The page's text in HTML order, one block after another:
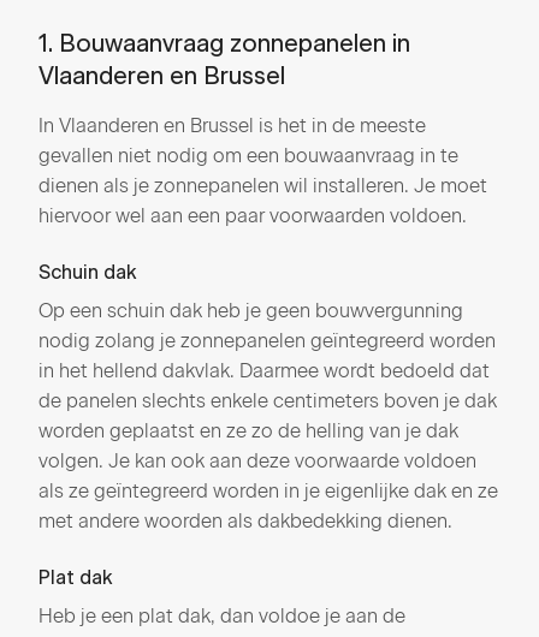
1. Bouwaanvraag zonnepanelen in
Vlaanderen en Brussel
In Vlaanderen en Brussel is het in de meeste
gevallen niet nodig om een bouwaanvraag in te
dienen als je zonnepanelen wil installeren. Je moet
hiervoor wel aan een paar voorwaarden voldoen.
Schuin dak
Op een schuin dak heb je geen bouwvergunning
nodig zolang je zonnepanelen geïntegreerd worden
in het hellend dakvlak. Daarmee wordt bedoeld dat
de panelen slechts enkele centimeters boven je dak
worden geplaatst en ze zo de helling van je dak
volgen. Je kan ook aan deze voorwaarde voldoen
als ze geïntegreerd worden in je eigenlijke dak en ze
met andere woorden als dakbedekking dienen.
Plat dak
Heb je een plat dak, dan voldoe je aan de